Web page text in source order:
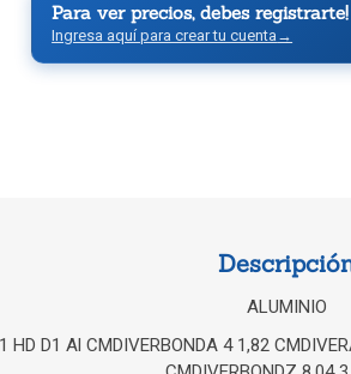
Para ver precios, debes registrarte!
Ingresa aquí para crear tu cuenta →
ALUMINIO
HD D1 Al CMDIVERBONDA 4 1,82